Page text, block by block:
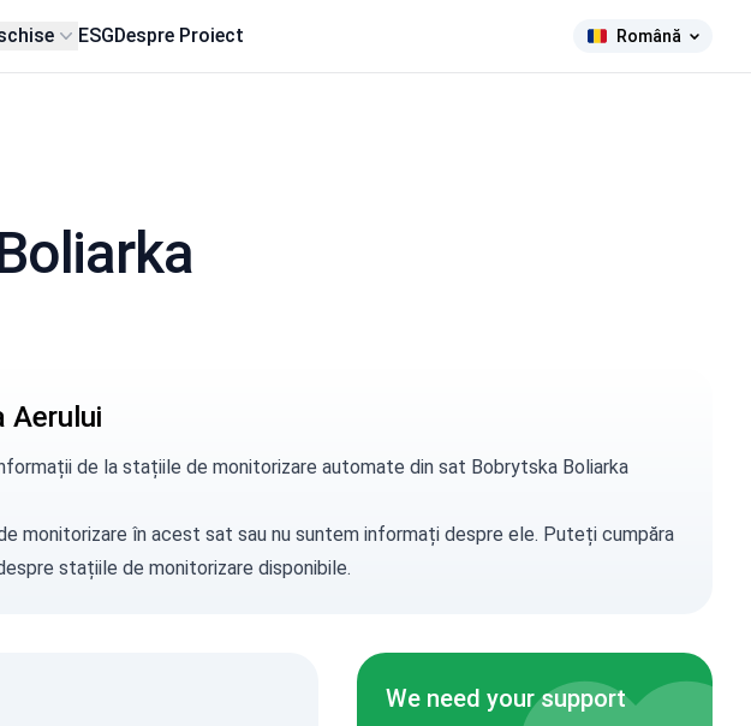
ESGDespre Proiect Română
Aerului
de la stațiile de monitorizare automate din sat Bobrytska Boliarka
monitorizare în acest sat sau nu suntem informați despre ele. Puteți cumpăra
stațiile de monitorizare disponibile.
We need your support